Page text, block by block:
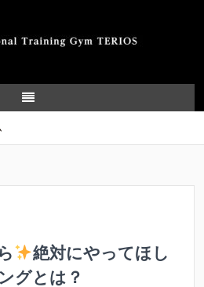
絶対にやってほし
グとは？